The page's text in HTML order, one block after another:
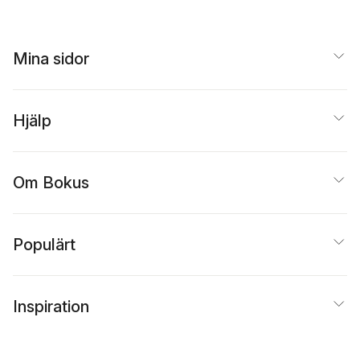
Mina sidor
Hjälp
Om Bokus
Populärt
Inspiration